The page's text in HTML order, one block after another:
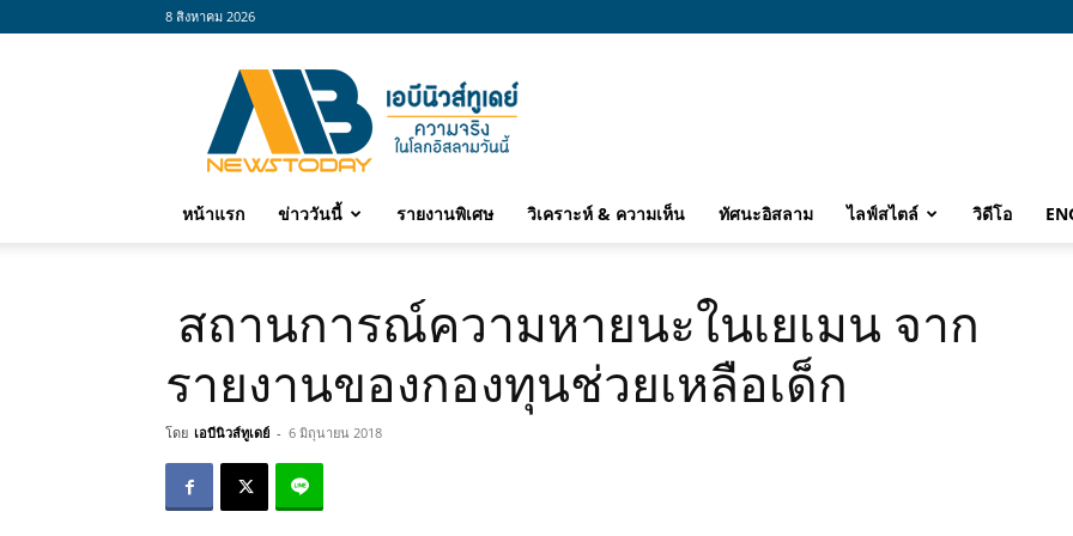
8 สิงหาคม 2026
abnewstoday
หน้าแรก ข่าววันนี้ รายงานพิเศษ วิเคราะห์ & ความเห็น ทัศนะอิสลาม ไลฟ์สไตล์ วิดีโอ
สถานการณ์ความหายนะในเยเมน จาก
รายงานของกองทุนช่วยเหลือเด็ก
โดย เอบีนิวส์ทูเดย์ - 6 มิถุนายน 2018